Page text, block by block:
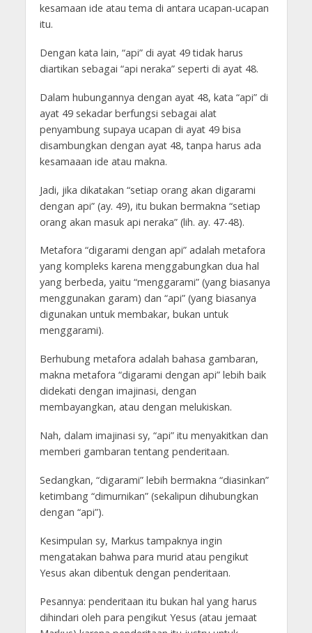
kesamaan ide atau tema di antara ucapan-ucapan
itu.
Dengan kata lain, “api” di ayat 49 tidak harus
diartikan sebagai “api neraka” seperti di ayat 48.
Dalam hubungannya dengan ayat 48, kata “api” di
ayat 49 sekadar berfungsi sebagai alat
penyambung supaya ucapan di ayat 49 bisa
disambungkan dengan ayat 48, tanpa harus ada
kesamaaan ide atau makna.
Jadi, jika dikatakan “setiap orang akan digarami
dengan api” (ay. 49), itu bukan bermakna “setiap
orang akan masuk api neraka” (lih. ay. 47-48).
Metafora “digarami dengan api” adalah metafora
yang kompleks karena menggabungkan dua hal
yang berbeda, yaitu “menggarami” (yang biasanya
menggunakan garam) dan “api” (yang biasanya
digunakan untuk membakar, bukan untuk
menggarami).
Berhubung metafora adalah bahasa gambaran,
makna metafora “digarami dengan api” lebih baik
didekati dengan imajinasi, dengan
membayangkan, atau dengan melukiskan.
Nah, dalam imajinasi sy, “api” itu menyakitkan dan
memberi gambaran tentang penderitaan.
Sedangkan, “digarami” lebih bermakna “diasinkan”
ketimbang “dimurnikan” (sekalipun dihubungkan
dengan “api”).
Kesimpulan sy, Markus tampaknya ingin
mengatakan bahwa para murid atau pengikut
Yesus akan dibentuk dengan penderitaan.
Pesannya: penderitaan itu bukan hal yang harus
dihindari oleh para pengikut Yesus (atau jemaat